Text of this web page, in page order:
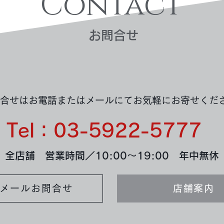
買取実績：750ティファニー
​お問合せ
せはお電話またはメールにてお気軽にお寄せくだ
Tel：03-5922-5777
全店舗 営業時間／10:00～19:00 年中無休
メールお問合せ 店舗案内